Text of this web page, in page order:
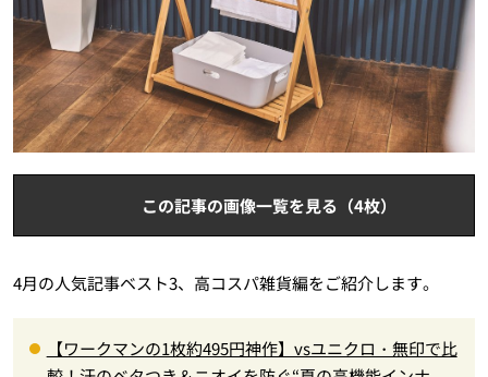
この記事の画像一覧を見る（4枚）
4月の人気記事ベスト3、高コスパ雑貨編をご紹介します。
【ワークマンの1枚約495円神作】vsユニクロ・無印で比